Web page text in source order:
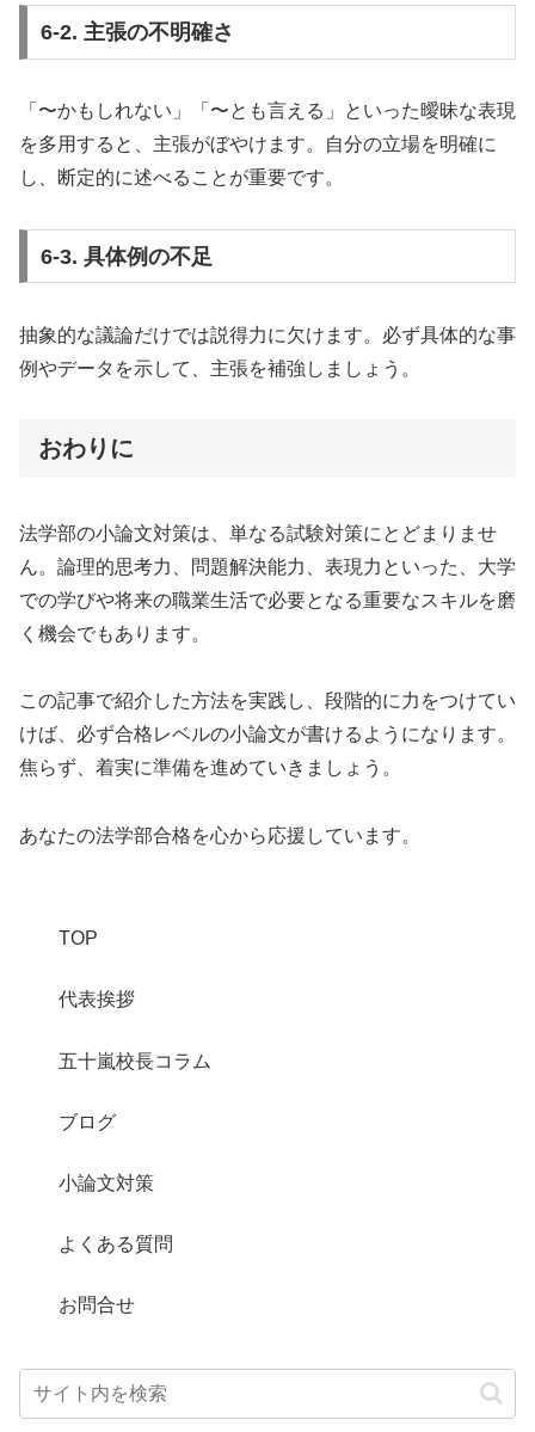
6-2. 主張の不明確さ
「〜かもしれない」「〜とも言える」といった曖昧な表現
を多用すると、主張がぼやけます。自分の立場を明確に
し、断定的に述べることが重要です。
6-3. 具体例の不足
抽象的な議論だけでは説得力に欠けます。必ず具体的な事
例やデータを示して、主張を補強しましょう。
おわりに
法学部の小論文対策は、単なる試験対策にとどまりませ
ん。論理的思考力、問題解決能力、表現力といった、大学
での学びや将来の職業生活で必要となる重要なスキルを磨
く機会でもあります。
この記事で紹介した方法を実践し、段階的に力をつけてい
けば、必ず合格レベルの小論文が書けるようになります。
焦らず、着実に準備を進めていきましょう。
あなたの法学部合格を心から応援しています。
TOP
代表挨拶
五十嵐校長コラム
ブログ
小論文対策
よくある質問
お問合せ